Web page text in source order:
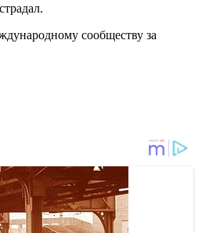
сообществу за